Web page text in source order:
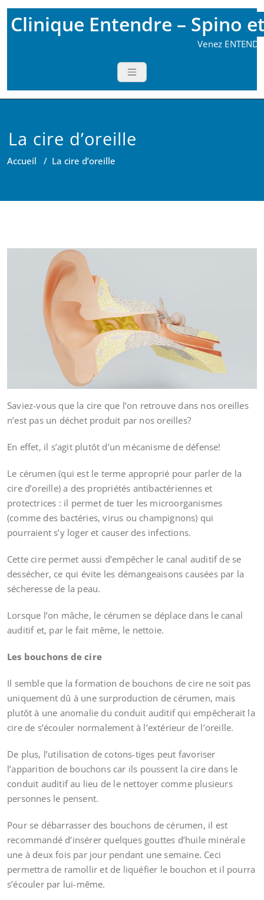
Skip
content
Clinique Entendre – Spino
Venez
La cire d’oreille
Accueil / La cire d’oreille
Saviez-vous que la cire que l’on retrouve dans nos oreilles
n’est pas un déchet produit par nos oreilles?
En effet, il s’agit plutôt d’un mécanisme de défense!
Le cérumen (qui est le terme approprié pour parler de la
cire d’oreille) a des propriétés antibactériennes et
protectrices : il permet de tuer les microorganismes
(comme des bactéries, virus ou champignons) qui
pourraient s’y loger et causer des infections.
Cette cire permet aussi d’empêcher le canal auditif de se
dessécher, ce qui évite les démangeaisons causées par la
sécheresse de la peau.
Lorsque l’on mâche, le cérumen se déplace dans le canal
auditif et, par le fait même, le nettoie.
Les bouchons de cire
Il semble que la formation de bouchons de cire ne soit pas
uniquement dû à une surproduction de cérumen, mais
plutôt à une anomalie du conduit auditif qui empêcherait la
cire de s’écouler normalement à l’extérieur de l’oreille.
De plus, l’utilisation de cotons-tiges peut favoriser
l’apparition de bouchons car ils poussent la cire dans le
conduit auditif au lieu de le nettoyer comme plusieurs
personnes le pensent.
Pour se débarrasser des bouchons de cérumen, il est
recommandé d’insérer quelques gouttes d’huile minérale
une à deux fois par jour pendant une semaine. Ceci
permettra de ramollir et de liquéfier le bouchon et il pourra
s’écouler par lui-même.